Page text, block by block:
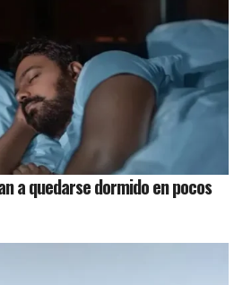
a quedarse dormido en pocos